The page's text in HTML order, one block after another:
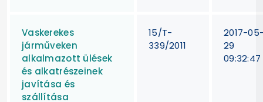
Vaskerekes
járműveken
alkalmazott ülések
és alkatrészeinek
javítása és
szállítása
15/T-
339/2011
2017-
29
09:32:47